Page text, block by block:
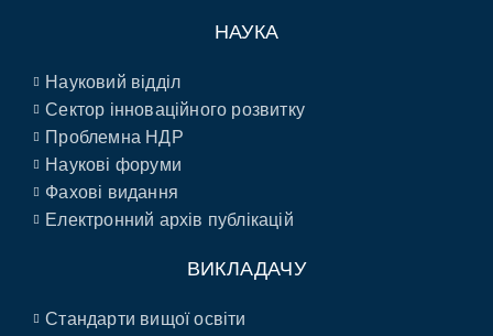
НАУКА
Науковий відділ
Сектор інноваційного розвитку
Проблемна НДР
Наукові форуми
Фахові видання
Електронний архів публікацій
ВИКЛАДАЧУ
Стандарти вищої освіти